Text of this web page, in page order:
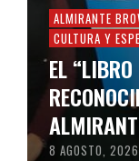
ALMIRANTE
CULTURA Y
EL
8 AGOSTO, 2026